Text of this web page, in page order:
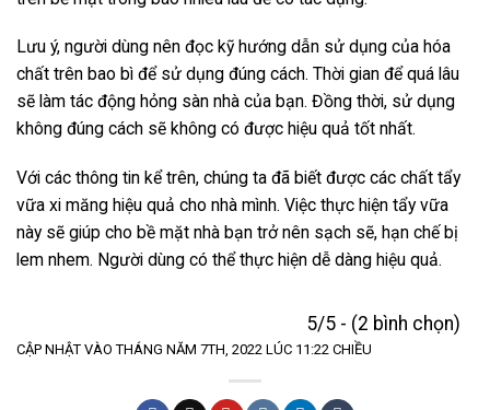
Lưu ý, người dùng nên đọc kỹ hướng dẫn sử dụng của hóa
chất trên bao bì để sử dụng đúng cách. Thời gian để quá lâu
sẽ làm tác động hỏng sàn nhà của bạn. Đồng thời, sử dụng
không đúng cách sẽ không có được hiệu quả tốt nhất.
Với các thông tin kể trên, chúng ta đã biết được các chất tẩy
vữa xi măng hiệu quả cho nhà mình. Việc thực hiện tẩy vữa
này sẽ giúp cho bề mặt nhà bạn trở nên sạch sẽ, hạn chế bị
lem nhem. Người dùng có thể thực hiện dễ dàng hiệu quả.
5/5 - (2 bình chọn)
CẬP NHẬT VÀO THÁNG NĂM 7TH, 2022 LÚC 11:22 CHIỀU